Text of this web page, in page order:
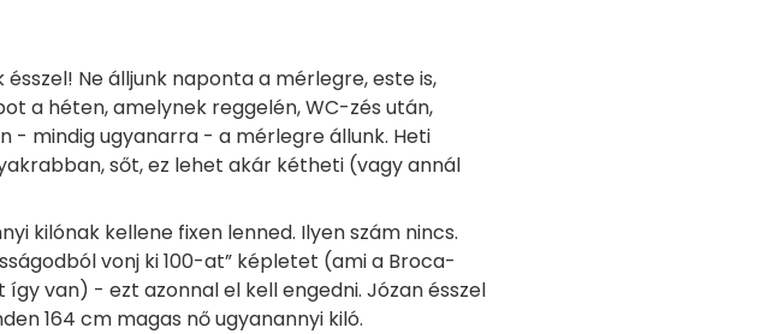
Ne álljunk naponta a mérlegre, este is,
a héten, amelynek reggelén, WC-zés után,
- mindig ugyanarra - a mérlegre állunk. Heti
sőt, ez lehet akár kétheti (vagy annál
kilónak kellene fixen lenned. Ilyen szám nincs.
vonj ki 100-at” képletet (ami a Broca-
így van) - ezt azonnal el kell engedni. Józan ésszel
164 cm magas nő ugyanannyi kiló.